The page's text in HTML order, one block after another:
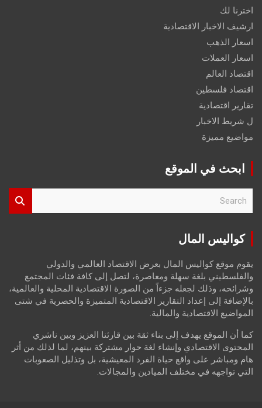
اخترنا لك
ارشيف الاخبار الاقتصادية
اسعار الذهب
اسعار العملات
اقتصاد العالم
اقتصاد فلسطين
تقارير اقتصادية
ل شريط الاخبار
مواضيع مميزة
ابحث في الموقع
r
كواليس المال
يقوم موقع كواليس المال بعرض الاقتصاد العالمي والدولي
والفلسطيني بلغة سهلة ومعاصرة، لتصل إلى كافة فئات المجتمع
وشرائحه، وذلك لجعله جزءاً من الصورة الاقتصادية المحلية والعالمية،
بالإضافة إلى إعداد التقارير الاقتصادية المتميزة والحصرية في شتى
المواضيع الاقتصادية والمالية.
كما أن الموقع يهدف إلى بناء ثقة بين قارئنا العزيز وبين ناشري
المحتوى الاقتصادي وإنشاء لغة حوار مشتركة بينهم، لما لذلك من أثر
هام ومباشر على واقع حياة الفرد المعيشية، بل وتذليل الصعوبات
التي تواجهه في مختلف الميادين والمجالات.